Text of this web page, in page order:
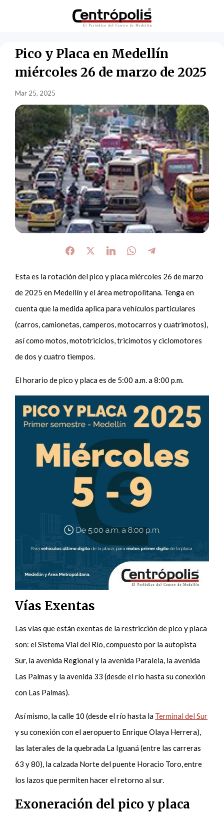
Pico y Placa en Medellín
miércoles 26 de marzo de 2025
Mar 25, 2025
Esta es la rotación del pico y placa miércoles 26 de marzo
de 2025 en Medellín y el área metropolitana. Tenga en
cuenta que la medida aplica para vehículos particulares
(carros, camionetas, camperos, motocarros y cuatrimotos),
así como motos, mototriciclos, tricimotos y ciclomotores
de dos y cuatro tiempos.
El horario de pico y placa es de 5:00 a.m. a 8:00 p.m.
Vías Exentas
Las vías que están exentas de la restricción de pico y placa
son: el Sistema Vial del Río, compuesto por la autopista
Sur, la avenida Regional y la avenida Paralela, la avenida
Las Palmas y la avenida 33 (desde el río hasta su conexión
con Las Palmas).
Así mismo, la calle 10 (desde el río hasta la Terminal del Sur
y su conexión con el aeropuerto Enrique Olaya Herrera),
las laterales de la quebrada La Iguaná (entre las carreras
63 y 80), la calzada Norte del puente Horacio Toro, entre
los lazos que permiten hacer el retorno al sur.
Exoneración del pico y placa